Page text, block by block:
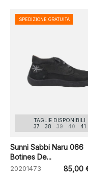
TAGLIE DISPONIBILI
37
38 39 40 41
Sunni Sabbi Naru 066
Botines De...
20201473 85,00
SPEDIZIONE GRATUITA